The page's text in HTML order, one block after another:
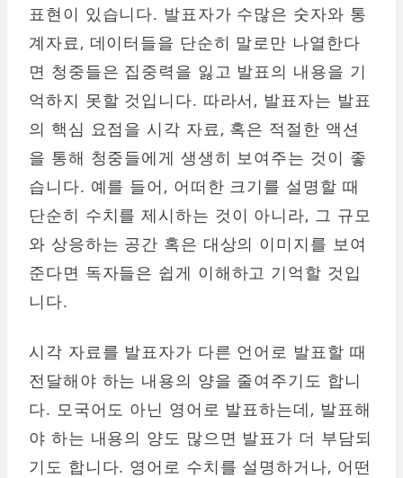
표현이 있습니다. 발표자가 수많은 숫자와 통
계자료, 데이터들을 단순히 말로만 나열한다
면 청중들은 집중력을 잃고 발표의 내용을 기
억하지 못할 것입니다. 따라서, 발표자는 발표
의 핵심 요점을 시각 자료, 혹은 적절한 액션
을 통해 청중들에게 생생히 보여주는 것이 좋
습니다. 예를 들어, 어떠한 크기를 설명할 때
단순히 수치를 제시하는 것이 아니라, 그 규모
와 상응하는 공간 혹은 대상의 이미지를 보여
준다면 독자들은 쉽게 이해하고 기억할 것입
니다.
시각 자료를 발표자가 다른 언어로 발표할 때
전달해야 하는 내용의 양을 줄여주기도 합니
다. 모국어도 아닌 영어로 발표하는데, 발표해
야 하는 내용의 양도 많으면 발표가 더 부담되
기도 합니다. 영어로 수치를 설명하거나, 어떤